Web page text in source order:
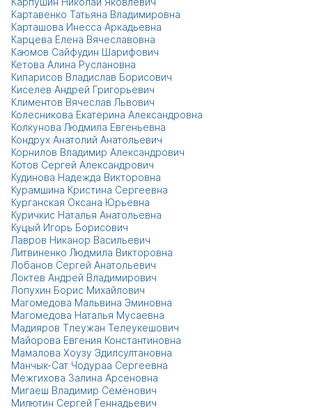
Картавенко Татьяна Владимировна
Карташова Инесса Аркадьевна
Карцева Елена Вячеславовна
Каюмов Сайфудин Шарифович
Кетова Алина Руслановна
Кипарисов Владислав Борисович
Киселев Андрей Григорьевич
Климентов Вячеслав Львович
Колесникова Екатерина Александровна
Колкунова Людмила Евгеньевна
Кондрух Анатолий Анатольевич
Корнилов Владимир Александрович
Котов Сергей Александрович
Кудинова Надежда Викторовна
Курамшина Кристина Сергеевна
Курганская Оксана Юрьевна
Куричкис Наталья Анатольевна
Куцый Игорь Борисович
Лавров Никанор Васильевич
Литвиненко Людмила Викторовна
Лобанов Сергей Анатольевич
Локтев Андрей Владимирович
Лопухин Борис Михайлович
Магомедова Мальвина Эминовна
Магомедова Наталья Мусаевна
Мадияров Тлеужан Телеукешович
Майорова Евгения Константиновна
Мамалова Хоузу Эдилсултановна
Манчык-Сат Чодураа Сергеевна
Межгихова Залина Арсеновна
Мигаеш Владимир Семёнович
Милютин Сергей Геннадьевич